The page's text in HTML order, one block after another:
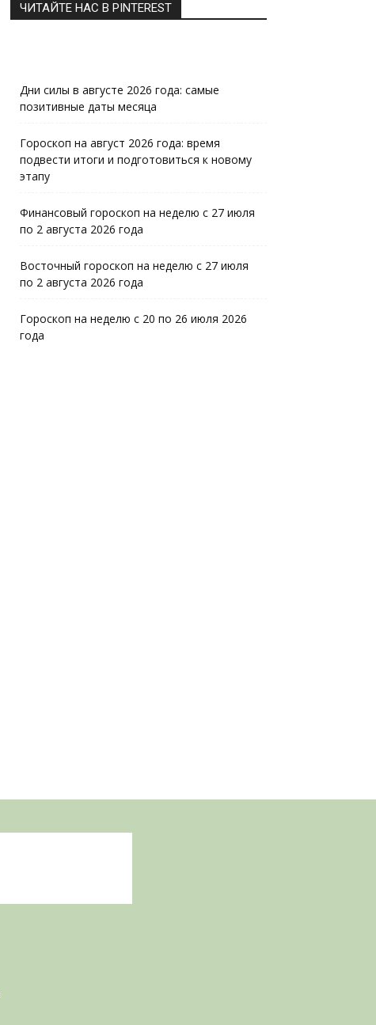
ЧИТАЙТЕ НАС В PINTEREST
Дни силы в августе 2026 года: самые
позитивные даты месяца
Гороскоп на август 2026 года: время
подвести итоги и подготовиться к новому
этапу
Финансовый гороскоп на неделю с 27 июля
по 2 августа 2026 года
Восточный гороскоп на неделю с 27 июля
по 2 августа 2026 года
Гороскоп на неделю с 20 по 26 июля 2026
года